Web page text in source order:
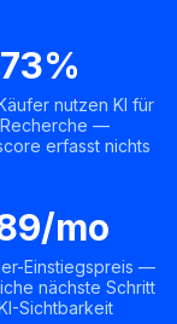
73%
nutzen KI für
—
erfasst nichts
mo
Einstiegspreis —
nächste Schritt
Sichtbarkeit